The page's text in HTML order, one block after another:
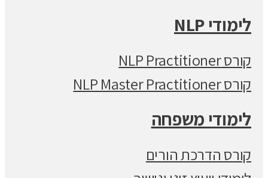
לימודי NLP
קורס NLP Practitioner
קורס NLP Master Practitioner
לימודי משפחה
קורס הדרכת הורים